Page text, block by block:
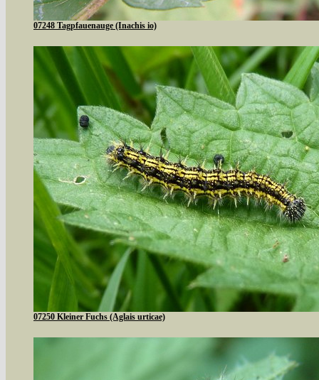
07248 Tagpfauenauge (Inachis io)
07250 Kleiner Fuchs (Aglais urticae)